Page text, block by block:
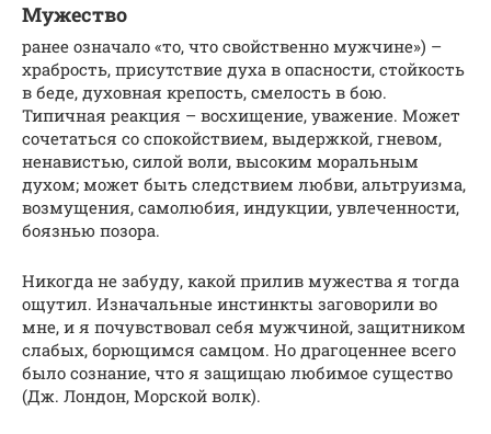
Мужество
ранее означало «то, что свойственно мужчине») –
храбрость, присутствие духа в опасности, стойкость
в беде, духовная крепость, смелость в бою.
Типичная реакция – восхищение, уважение. Может
сочетаться со спокойствием, выдержкой, гневом,
ненавистью, силой воли, высоким моральным
духом; может быть следствием любви, альтруизма,
возмущения, самолюбия, индукции, увлеченности,
боязнью позора.
Никогда не забуду, какой прилив мужества я тогда
ощутил. Изначальные инстинкты заговорили во
мне, и я почувствовал себя мужчиной, защитником
слабых, борющимся самцом. Но драгоценнее всего
было сознание, что я защищаю любимое существо
(Дж. Лондон, Морской волк).